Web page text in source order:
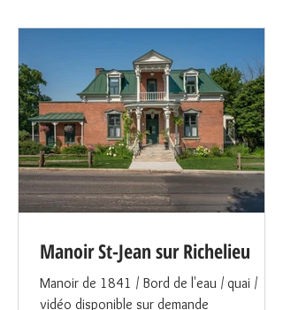
Manoir St-Jean sur Richelieu
Manoir de 1841 / Bord de l'eau / quai /
vidéo disponible sur demande